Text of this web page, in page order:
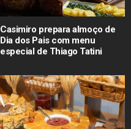
Casimiro prepara almoço de
Dia dos Pais com menu
especial de Thiago Tatini